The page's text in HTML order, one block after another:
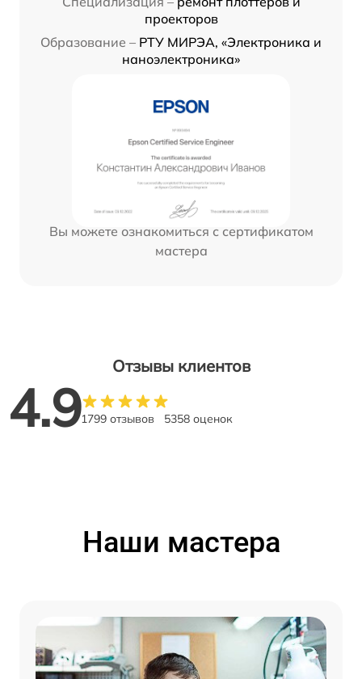
проекторов
Образование – РТУ МИРЭА, «Электроника и
наноэлектроника»
Вы можете ознакомиться с сертификатом
мастера
Отзывы клиентов
4.91799 отзывов 5358 оценок
Наши мастера